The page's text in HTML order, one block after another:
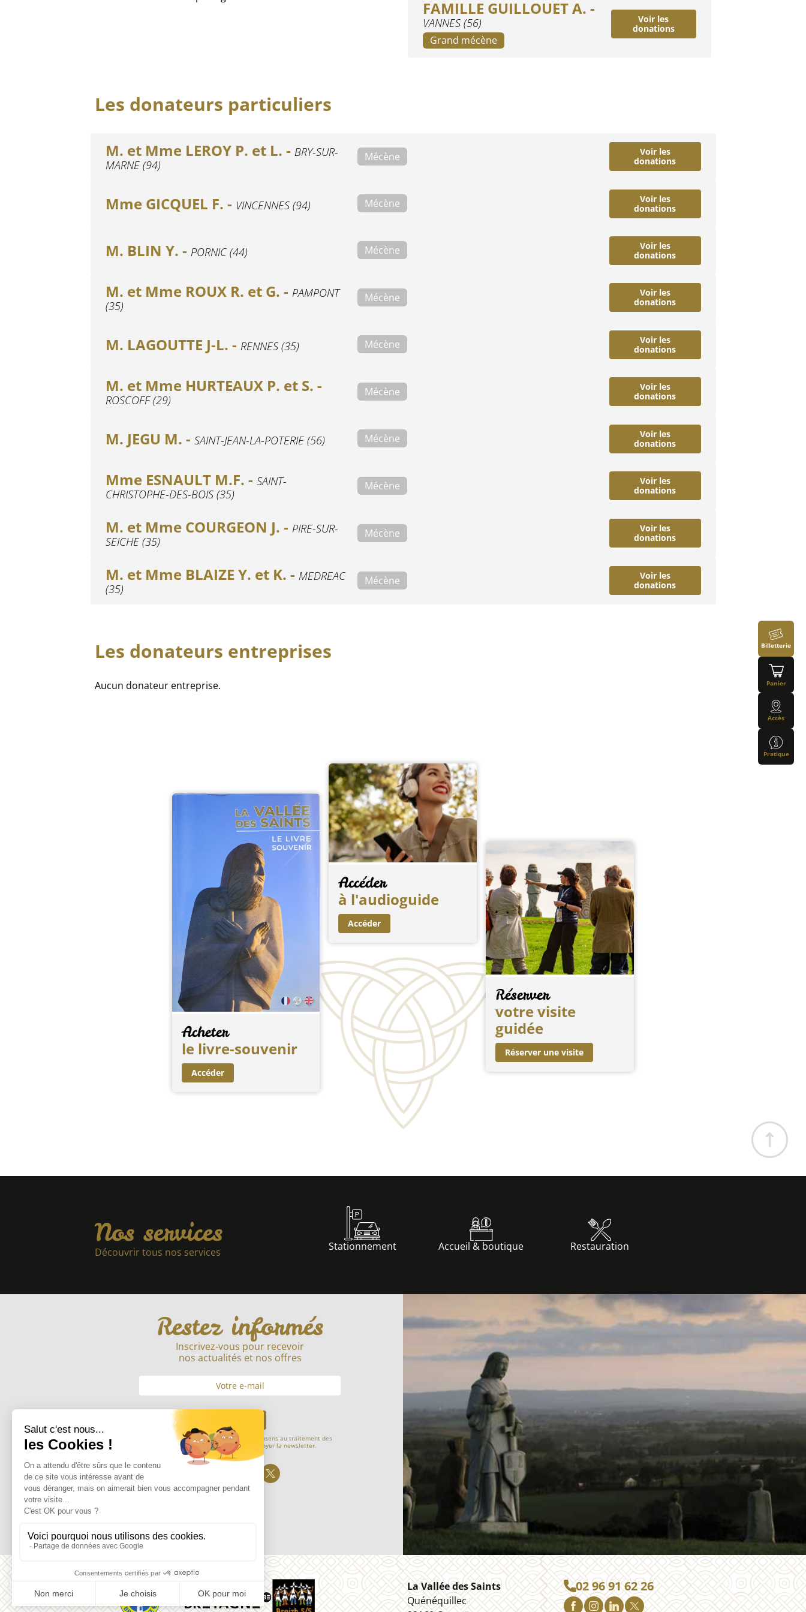
FAMILLE GUILLOUET A. -
VANNES (56)
Grand mécène
Voir les
donations
Les donateurs particuliers
M. et Mme LEROY P. et L. - BRY-SUR-
MARNE (94)
Mécène
Voir les
donations
Mme GICQUEL F. - VINCENNES (94) Mécène
Voir les
donations
M. BLIN Y. - PORNIC (44) Mécène
Voir les
donations
M. et Mme ROUX R. et G. - PAMPONT
(35)
Mécène
Voir les
donations
M. LAGOUTTE J-L. - RENNES (35) Mécène
Voir les
donations
M. et Mme HURTEAUX P. et S. -
ROSCOFF (29)
Mécène
Voir les
donations
M. JEGU M. - SAINT-JEAN-LA-POTERIE (56) Mécène
Voir les
donations
Mme ESNAULT M.F. - SAINT-
CHRISTOPHE-DES-BOIS (35)
Mécène
Voir les
donations
M. et Mme COURGEON J. - PIRE-SUR-
SEICHE (35)
Mécène
Voir les
donations
M. et Mme BLAIZE Y. et K. - MEDREAC
(35)
Mécène
Voir les
donations
Les donateurs entreprises
Aucun donateur entreprise.
Acheter
le livre-souvenir
Accéder
Accéder
à l'audioguide
Accéder
Réserver
votre visite
guidée
Réserver une visite
Billetterie
Panier
Accès
Pratique
Nos services
Découvrir tous nos services Stationnement Accueil & boutique Restauration
Restez informés
Inscrivez-vous pour recevoir
nos actualités et nos offres
En soumettant mon adresse mail, je consens au traitement des
informations saisies afin de m’envoyer la newsletter.
La Vallée des Saints
Quénéquillec
02 96 91 62 26